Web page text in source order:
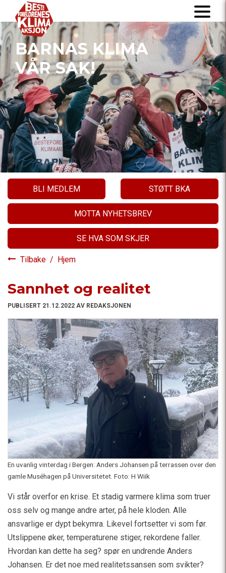
BARNAS KLIMA
VÅR SAK!
BLI MEDLEM STØTT BKA
MOTTA NYHETSBREV
SE HVA SOM SKJER
Tilbake / Hjem
Sannhet og realitet
PUBLISERT 21.12.2022 AV REDAKSJONEN
En uvanlig vinterdag i Bergen: Anders Johansen på terrassen over den
gamle Muséhagen på Universitetet. Foto: H Wiik
Vi står overfor en krise. Et stadig varmere klima som truer
oss selv og mange andre arter, på hele kloden. Alle
ansvarlige er dypt bekymra. Likevel fortsetter vi som før.
Utslippene øker, temperaturene stiger, rekordene faller.
Hvordan kan dette ha seg? spør en undrende Anders
Johansen. Er det noe med realitetssansen som svikter?